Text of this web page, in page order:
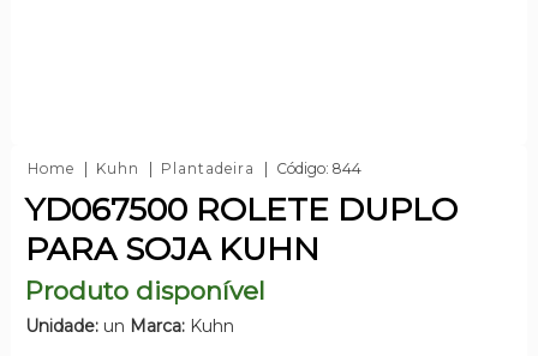
Home Kuhn Plantadeira Código: 844
YD067500 ROLETE DUPLO
PARA SOJA KUHN
Produto disponível
Unidade:un Marca:Kuhn